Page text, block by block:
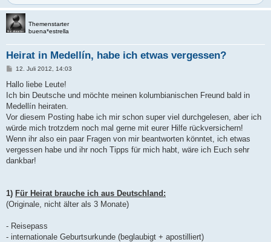
Themenstarter
buena*estrella
Heirat in Medellín, habe ich etwas vergessen?
B
i
r
a
12. Juli 2012, 14:03
Hallo liebe Leute!
Ich bin Deutsche und möchte meinen kolumbianischen Freund bald in
Medellín heiraten.
Vor diesem Posting habe ich mir schon super viel durchgelesen, aber ich
würde mich trotzdem noch mal gerne mit eurer Hilfe rückversichern!
Wenn ihr also ein paar Fragen von mir beantworten könntet, ich etwas
vergessen habe und ihr noch Tipps für mich habt, wäre ich Euch sehr
dankbar!
1) Für Heirat brauche ich aus Deutschland:
(Originale, nicht älter als 3 Monate)
- Reisepass
- internationale Geburtsurkunde (beglaubigt + apostilliert)